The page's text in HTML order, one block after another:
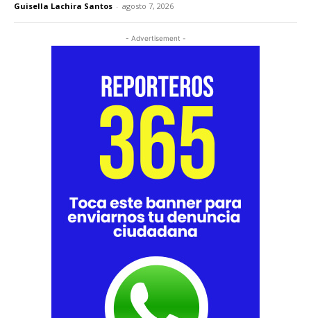
Guisella Lachira Santos - agosto 7, 2026
- Advertisement -